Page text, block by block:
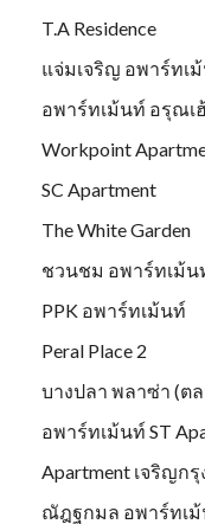
T.A Residence
แจ่มเจริญ อพาร์ทเ
อพาร์ทเม้นท์ อรุณเ
Workpoint
SC Apartment
The White Garden
ชวนชม อพาร์ทเม้น
PPK อพาร์ทเม้นท์
Peral Place 2
บางปลา พลาซ่า (ต
อพาร์ทเม้นท์ ST
Apartment เจริญกรุ
ณัฎฐกมล อพาร์ทเ